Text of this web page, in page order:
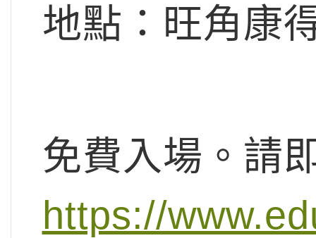
地點：旺角康
免費入場。請
https://